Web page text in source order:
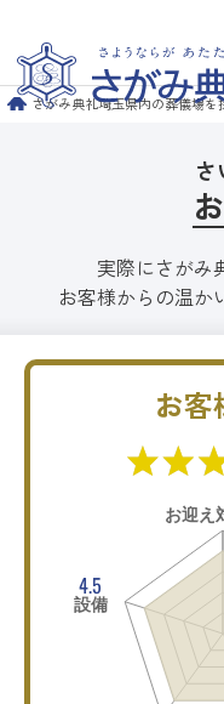
さがみ典礼埼玉県内の葬儀場を
実際にさがみ
お客様からの温か
お客
お迎え
4.5
設備